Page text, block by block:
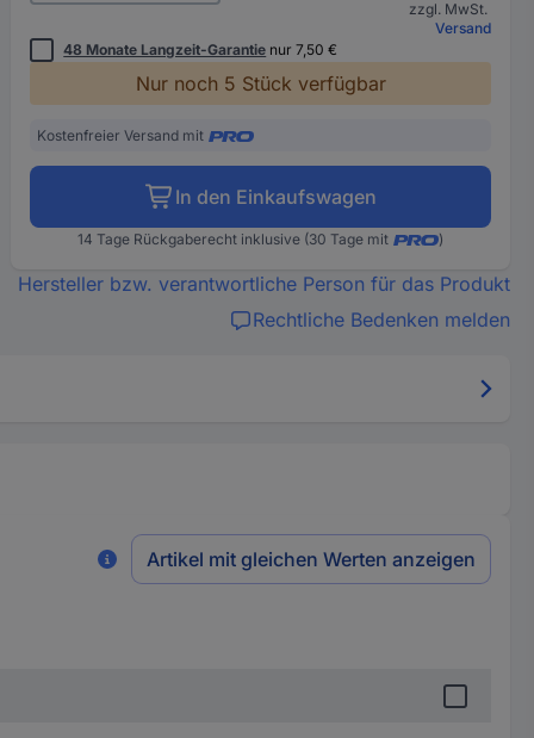
zzgl. MwSt.
Versand
48 Monate Langzeit-Garantie nur 7,50 €
Nur noch 5 Stück verfügbar
Kostenfreier Versand mit
In den Einkaufswagen
14 Tage Rückgaberecht inklusive (30 Tage mit )
Hersteller bzw. verantwortliche Person für das Produkt
Rechtliche Bedenken melden
Artikel mit gleichen Werten anzeigen